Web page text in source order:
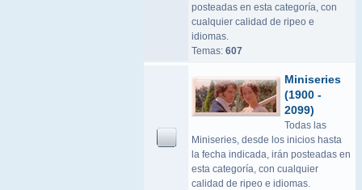
posteadas en esta categoría, con
cualquier calidad de ripeo e
idiomas.
Temas: 607
Miniseries
(1900 -
2099)
Todas las
Miniseries, desde los inicios hasta
la fecha indicada, irán posteadas en
esta categoría, con cualquier
calidad de ripeo e idiomas.